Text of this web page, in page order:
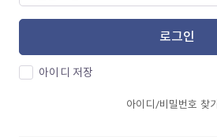
로그인
아이디 저장
아이디/비밀번호 찾기